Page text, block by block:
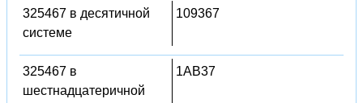
325467 в десятичной
системе
109367
325467 в
шестнадцатеричной
1AB37